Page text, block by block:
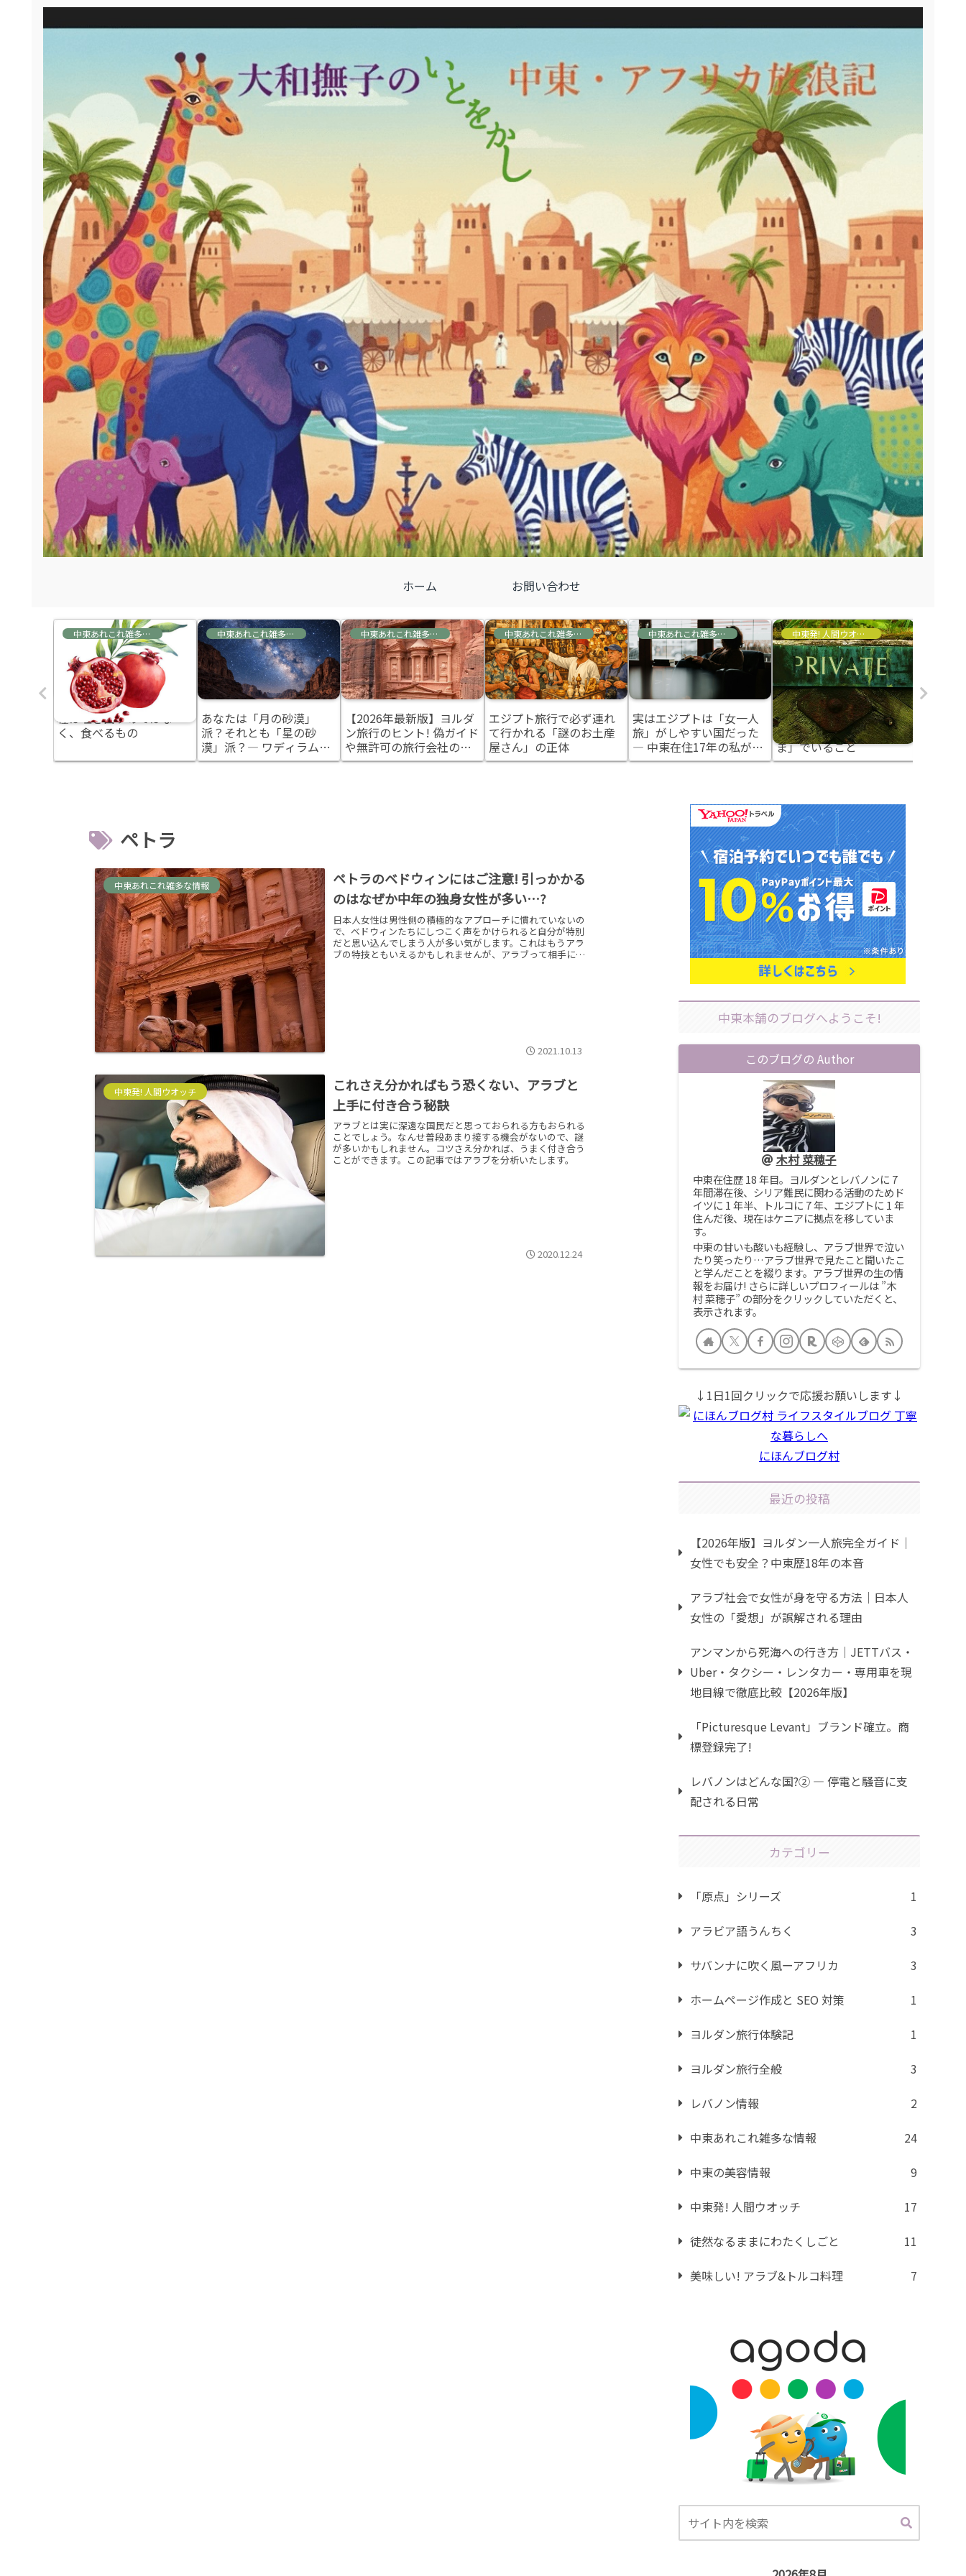
ホーム お問い合わせ
中東あれこれ雑多な情報
種は吐き出すのではな
く、食べるもの
中東あれこれ雑多な情報
あなたは「月の砂漠」
派？それとも「星の砂
漠」派？― ワディラム観
光を計画する前に知って
中東あれこれ雑多な情報
【2026年最新版】ヨルダ
ン旅行のヒント! 偽ガイド
や無許可の旅行会社の見
分け方と安全対策
中東あれこれ雑多な情報
エジプト旅行で必ず連れ
て行かれる「謎のお土産
屋さん」の正体
中東あれこれ雑多な情報
実はエジプトは「女一人
旅」がしやすい国だった
― 中東在住17年の私がヨ
ルダンと比べてみた
中東発! 人間ウオッチ
「群れる」文化と 「個」
の文化と「おひとりさ
ま」でいること
ペトラ
中東あれこれ雑多な情報
ペトラのベドウィンにはご注意! 引っかかる
のはなぜか中年の独身女性が多い…?
日本人女性は男性側の積極的なアプローチに慣れていないの
で、ベドウィンたちにしつこく声をかけられると自分が特別
だと思い込んでしまう人が多い気がします。これはもうアラ
ブの特技ともいえるかもしれませんが、アラブって相手に
2021.10.13
中東発! 人間ウオッチ
これさえ分かればもう恐くない、アラブと
上手に付き合う秘訣
アラブとは実に深遠な国民だと思っておられる方もおられる
ことでしょう。なんせ普段あまり接する機会がないので、謎
が多いかもしれません。コツさえ分かれば、うまく付き合う
ことができます。この記事ではアラブを分析いたします。
2020.12.24
中東本舗のブログへようこそ!
このブログの Author
木村 菜穂子
中東在住歴 18 年目。ヨルダンとレバノンに 7
年間滞在後、シリア難民に関わる活動のためド
イツに 1 年半、トルコに 7 年、エジプトに 1 年
住んだ後、現在はケニアに拠点を移していま
す。
中東の甘いも酸いも経験し、アラブ世界で泣い
たり笑ったり…アラブ世界で見たこと聞いたこ
と学んだことを綴ります。アラブ世界の生の情
報をお届け! さらに詳しいプロフィールは ”木
村 菜穂子” の部分をクリックしていただくと、
表示されます。
↓1日1回クリックで応援お願いします↓
にほんブログ村
最近の投稿
【2026年版】ヨルダン一人旅完全ガイド｜
女性でも安全？中東歴18年の本音
アラブ社会で女性が身を守る方法｜日本人
女性の「愛想」が誤解される理由
アンマンから死海への行き方｜JETTバス・
Uber・タクシー・レンタカー・専用車を現
地目線で徹底比較【2026年版】
「Picturesque Levant」ブランド確立。商
標登録完了!
レバノンはどんな国?② ― 停電と騒音に支
配される日常
カテゴリー
「原点」シリーズ
1
アラビア語うんちく
3
サバンナに吹く風ーアフリカ
3
ホームページ作成と SEO 対策
1
ヨルダン旅行体験記
1
ヨルダン旅行全般
3
レバノン情報
2
中東あれこれ雑多な情報
24
中東の美容情報
9
中東発! 人間ウオッチ
17
徒然なるままにわたくしごと
11
美味しい! アラブ&トルコ料理
7